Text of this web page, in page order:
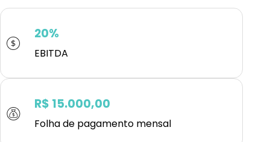
20%
EBITDA
R$ 15.000,00
Folha de pagamento mensal